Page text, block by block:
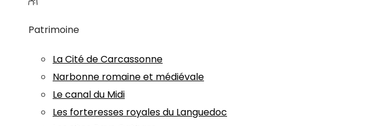
Patrimoine
La Cité de Carcassonne
Narbonne romaine et médiévale
Le canal du Midi
Les forteresses royales du Languedoc